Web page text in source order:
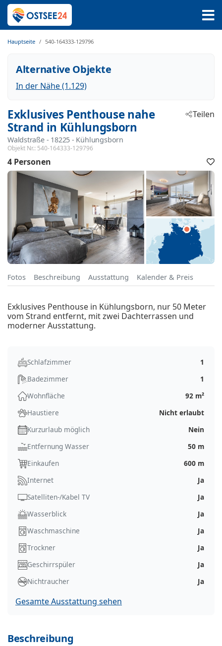
Hauptseite 540-164333-129796
Alternative Objekte
In der Nähe (1.129)
Exklusives Penthouse nahe
Strand in Kühlungsborn
Waldstraße - 18225 - Kühlungsborn
Objekt Nr.: 540-164333-129796
Teilen
4 Personen
Fotos Beschreibung Ausstattung Kalender & Preis
Exklusives Penthouse in Kühlungsborn, nur 50 Meter
vom Strand entfernt, mit zwei Dachterrassen und
moderner Ausstattung.
Schlafzimmer
1
Badezimmer
1
Wohnfläche
92 m²
Haustiere
Nicht erlaubt
Kurzurlaub möglich
Nein
Entfernung Wasser
50 m
Einkaufen
600 m
Internet
Ja
Satelliten-/Kabel TV
Ja
Wasserblick
Ja
Waschmaschine
Ja
Trockner
Ja
Geschirrspüler
Ja
Nichtraucher
Ja
Gesamte Ausstattung sehen
Beschreibung